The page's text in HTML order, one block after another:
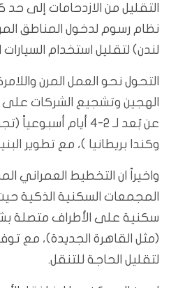
التقليل من الازدحامات إلى
نظام رسوم لدخول المناطق
لندن) لتقليل استخدام السيارات
التحول نحو العمل المرن
الهجين وتشجيع الشركات
عن بُعد لـ 2-٤ أيام
وكندا بريطانيا )، مع تطوير
واخيراً ان التخطيط العمراني
المجمعات السكنية الذكية
سكنية على الأطراف متصلة
(مثل القاهرة الجديدة)، مع
لتقليل الحاجة للتنقل.